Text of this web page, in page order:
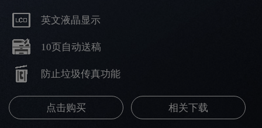
英文液晶显示
10页自动送稿
防止垃圾传真功能
点击购买 相关下载